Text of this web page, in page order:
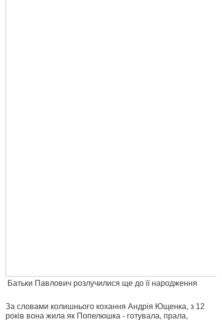
Батьки Павлович розлучилися ще до її народження
За словами колишнього кохання Андрія Ющенка, з 12
років вона жила як Попелюшка - готувала, прала,